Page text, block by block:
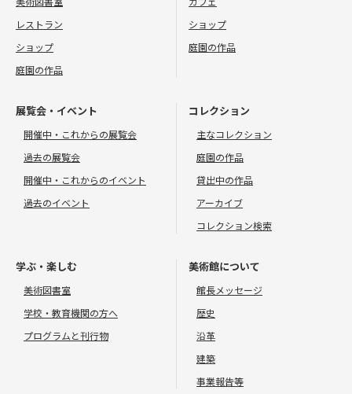
レストラン
ショップ
庭園の作品
ショップ
庭園の作品
展覧会・イベント
開催中・これからの展覧会
過去の展覧会
開催中・これからのイベント
過去のイベント
コレクション
主なコレクション
庭園の作品
貸出中の作品
アーカイブ
コレクション検索
学ぶ・楽しむ
美術図書室
学校・教育機関の方へ
プログラムと刊行物
美術館について
館長メッセージ
歴史
沿革
建築
事業報告等